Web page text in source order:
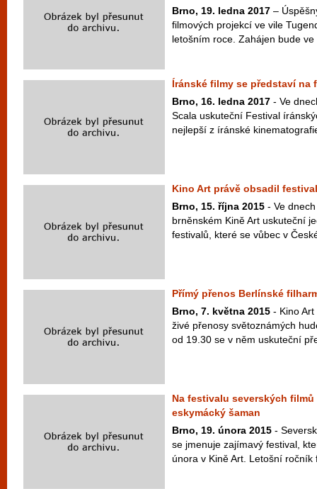
Brno, 19. ledna 2017 –
filmových projekcí ve vile
letošním roce. Zahájen bude
Íránské filmy se představí na
Brno, 16. ledna 2017 - Ve
Scala uskuteční Festival
nejlepší z íránské
Kino Art právě obsadil
Brno, 15. října 2015 - Ve
brněnském Kině Art uskuteční
festivalů, které se vůbec v
Přímý přenos Berlínské
Brno, 7. května 2015 - Kino
živé přenosy světoznámých
od 19.30 se v něm uskuteční
Na festivalu severských
eskymácký šaman
Brno, 19. února 2015 -
se jmenuje zajímavý festival,
února v Kině Art. Letošní ročník